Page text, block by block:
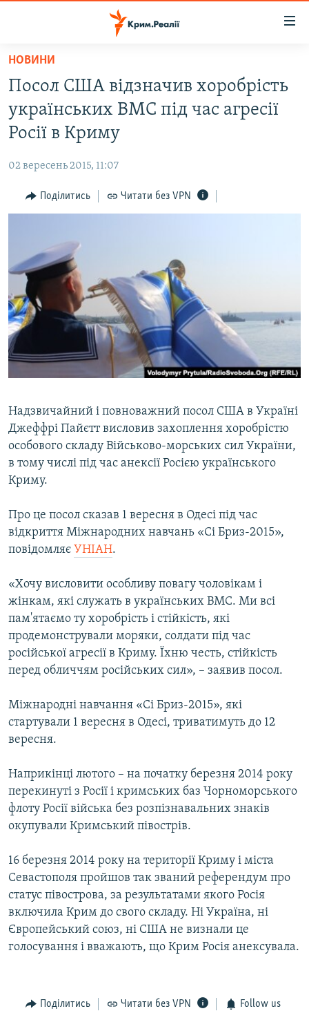
Перейти
основного
матеріалу
Перейти
до
основної
навігації
Перейти
до
ВІДЕО ТА ФОТО
БЛОГИ
ПОГЛЯД
ВСЕ ЗА ДЕНЬ
СПЕЦПРОЕКТИ
ДЕПОРТАЦІЯ
ВІДЕОУРОКИ «ELIFBE»
СВІДЧЕННЯ ОКУПАЦІЇ
УКРАЇНСЬКА ПРОБЛЕМА КРИМУ
ЯК ОБІЙТИ БЛОКУВАННЯ
Русский
Qırımtatar
Усі сайти RFE/RL
НОВИНИ
Посол США відзначив хоробрість
українських ВМС під час агресії
Росії в Криму
02 вересень 2015, 11:07
Поділитись Читати без VPN
Надзвичайний і повноважний посол США в Україні
Джеффрі Пайєтт висловив захоплення хоробрістю
особового складу Військово-морських сил України,
в тому числі під час анексії Росією українського
Криму.
Про це посол сказав 1 вересня в Одесі під час
відкриття Міжнародних навчань «Сі Бриз-2015»,
повідомляє УНІАН.
«Хочу висловити особливу повагу чоловікам і
жінкам, які служать в українських ВМС. Ми всі
пам'ятаємо ту хоробрість і стійкість, які
продемонстрували моряки, солдати під час
російської агресії в Криму. Їхню честь, стійкість
перед обличчям російських сил», – заявив посол.
Міжнародні навчання «Сі Бриз-2015», які
стартували 1 вересня в Одесі, триватимуть до 12
вересня.
Наприкінці лютого – на початку березня 2014 року
перекинуті з Росії і кримських баз Чорноморського
флоту Росії війська без розпізнавальних знаків
окупували Кримський півострів.
16 березня 2014 року на території Криму і міста
Севастополя пройшов так званий референдум про
статус півострова, за результатами якого Росія
включила Крим до свого складу. Ні Україна, ні
Європейський союз, ні США не визнали це
голосування і вважають, що Крим Росія анексувала.
Поділитись Читати без VPN Follow us